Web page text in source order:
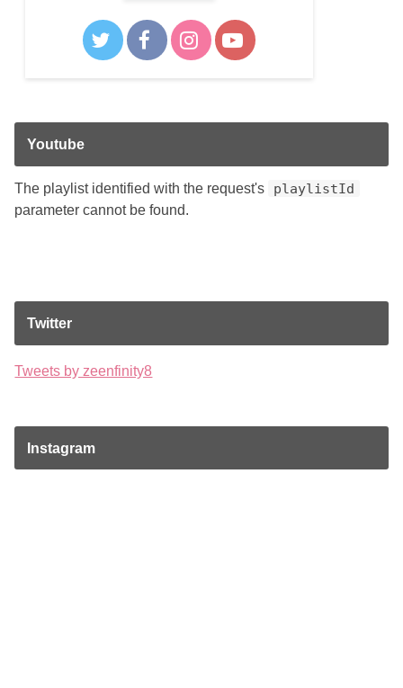
Youtube
The playlist identified with the request's playlistId
parameter cannot be found.
Twitter
Tweets by zeenfinity8
Instagram